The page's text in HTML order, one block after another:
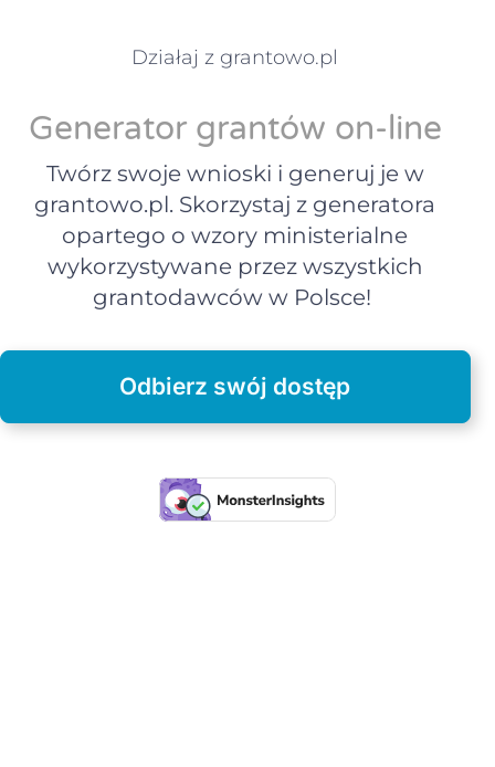
Działaj z grantowo.pl
Generator grantów on-line
Twórz swoje wnioski i generuj je w
grantowo.pl. Skorzystaj z generatora
opartego o wzory ministerialne
wykorzystywane przez wszystkich
grantodawców w Polsce!
Odbierz swój dostęp